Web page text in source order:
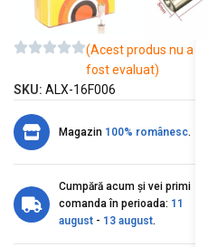
(Acest produs nu a
fost evaluat)
SKU: ALX-16F006
Magazin 100% românesc.
Cumpără acum și vei primi
comanda în perioada: 11
august - 13 august.